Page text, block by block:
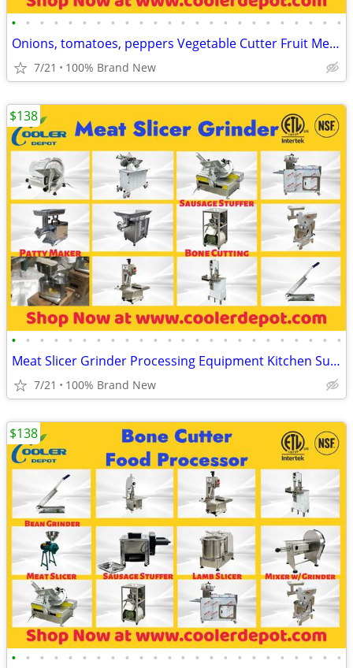
• • • • • • • • • • • • • • • • • • • • • • • •
Onions, tomatoes, peppers Vegetable Cutter Fruit Meat Food Prep / Proc
7/21 100% Brand New
• • • • • • • • • • • • • • • • • • • • • • • •
Meat Slicer Grinder Processing Equipment Kitchen Supplies
7/21 100% Brand New
$138
• • • • • • • • • • • • • • • • • • • • • • • •
$138